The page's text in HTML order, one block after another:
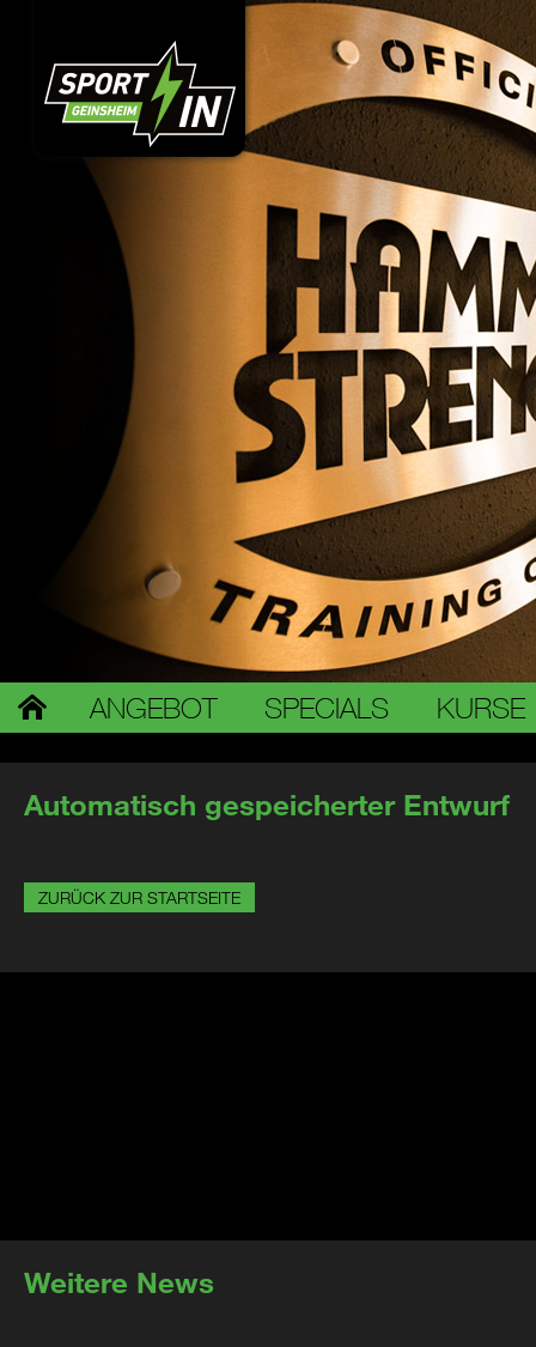
ANGEBOT SPECIALS KURSE
Automatisch gespeicherter Entwurf
ZURÜCK ZUR STARTSEITE
Weitere News